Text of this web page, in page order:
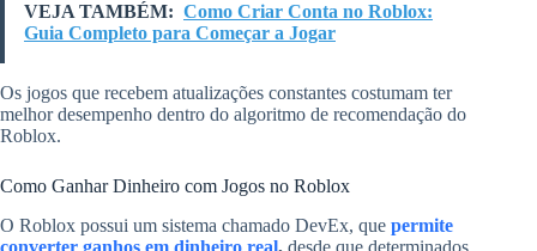
VEJA TAMBÉM: Como Criar Conta no Roblox:
Guia Completo para Começar a Jogar
Os jogos que recebem atualizações constantes costumam ter
melhor desempenho dentro do algoritmo de recomendação do
Roblox.
Como Ganhar Dinheiro com Jogos no Roblox
O Roblox possui um sistema chamado DevEx, que permite
converter ganhos em dinheiro real, desde que determinados